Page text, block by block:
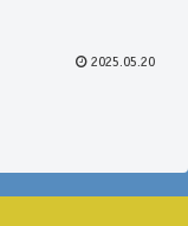
2025.05.20